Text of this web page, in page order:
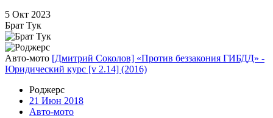
5 Окт 2023
Брат Тук
Авто-мото [Дмитрий Соколов] «Против беззакония ГИБДД» -
Юридический курс [v 2.14] (2016)
Роджерc
21 Июн 2018
Авто-мото